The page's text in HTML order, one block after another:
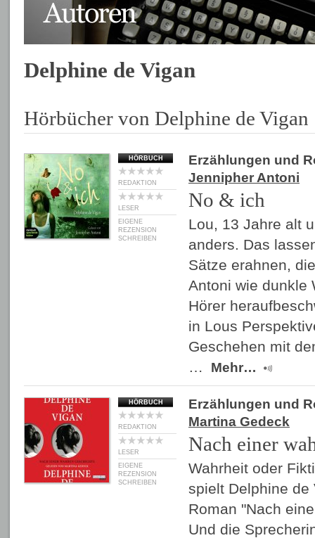
Delphine de Vigan
Hörbücher von Delphine de Vigan
HÖRBUCH
REDAKTION
LESER
EIGENE
REZENSION
SCHREIBEN
Erzählungen und
Jennipher Antoni
No & ich
Lou, 13 Jahre alt
anders. Das
Sätze erahnen,
Antoni wie dunkle
Hörer
in Lous
Geschehen mit
…
Mehr…
HÖRBUCH
REDAKTION
LESER
EIGENE
REZENSION
SCHREIBEN
Erzählungen und
Martina Gedeck
Nach einer
Wahrheit oder
spielt Delphine de
Roman "Nach
Und die